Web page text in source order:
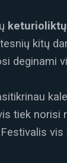
keturioliktų
kitų
deginami
tiek